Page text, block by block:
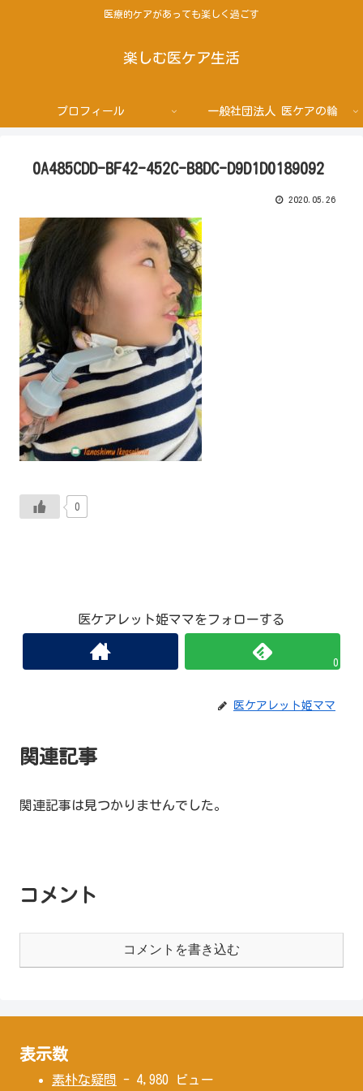
医療的ケアがあっても楽しく過ごす
楽しむ医ケア生活
プロフィール 一般社団法人 医ケアの輪
0A485CDD-BF42-452C-B8DC-D9D1D0189092
2020.05.26
0
医ケアレット姫ママをフォローする
0
医ケアレット姫ママ
関連記事
関連記事は見つかりませんでした。
コメント
コメントを書き込む
表示数
素朴な疑問 - 4,980 ビュー